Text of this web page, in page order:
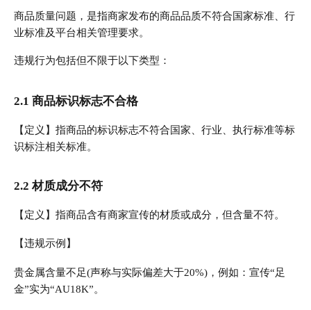
商品质量问题，是指商家发布的商品品质不符合国家标准、行
业标准及平台相关管理要求。
违规行为包括但不限于以下类型：
2.1 商品标识标志不合格
【定义】指商品的标识标志不符合国家、行业、执行标准等标
识标注相关标准。
2.2 材质成分不符
【定义】指商品含有商家宣传的材质或成分，但含量不符。
【违规示例】
贵金属含量不足(声称与实际偏差大于20%)，例如：宣传“足
金”实为“AU18K”。